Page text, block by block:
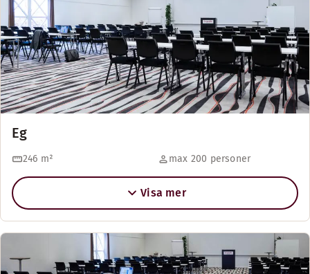
Eg
246 m² max 200 personer
Visa mer